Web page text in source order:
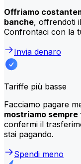
Offriamo
banche, offrendoti
Confrontaci con la
Invia denaro
Tariffe più basse
Facciamo pagare
mostriamo
confermi il
stai pagando.
Spendi meno